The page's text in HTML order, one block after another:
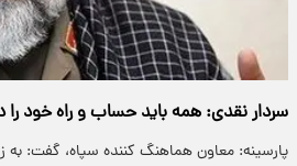
سردار نقدی: همه باید حساب و راه خود را
پارسینه: معاون هماهنگ کننده سپاه، گفت: